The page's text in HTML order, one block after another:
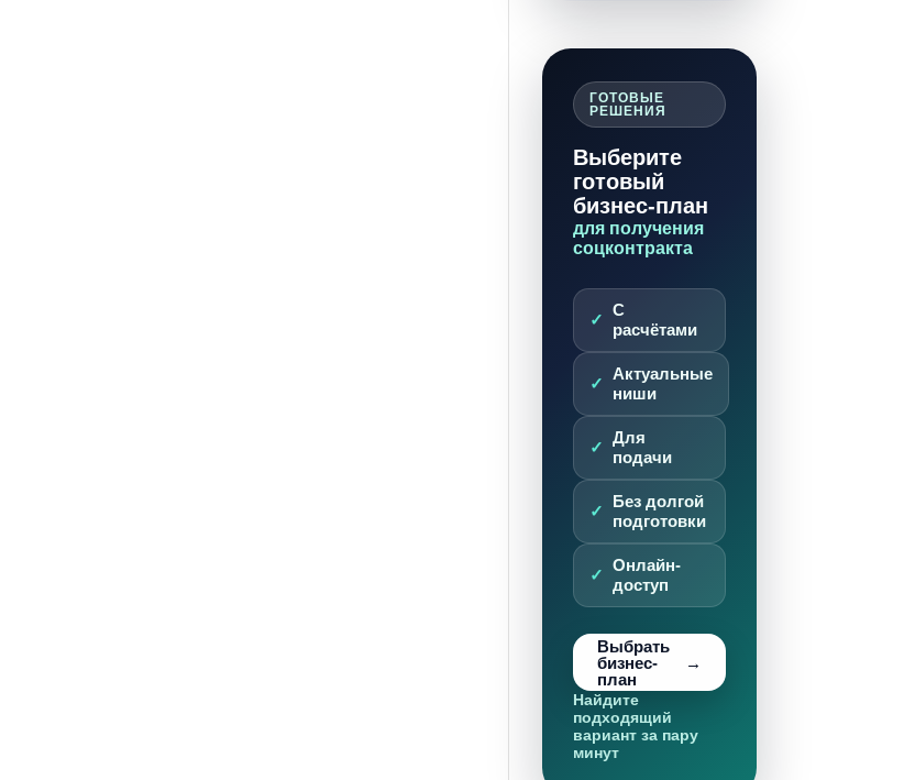
ГОТОВЫЕ
РЕШЕНИЯ
Выберите
готовый
бизнес-план
для получения
соцконтракта
С
расчётами
Актуальные
ниши
Для
подачи
Без долгой
подготовки
Онлайн-
доступ
Выбрать
бизнес-
план
Найдите
подходящий
вариант за пару
минут